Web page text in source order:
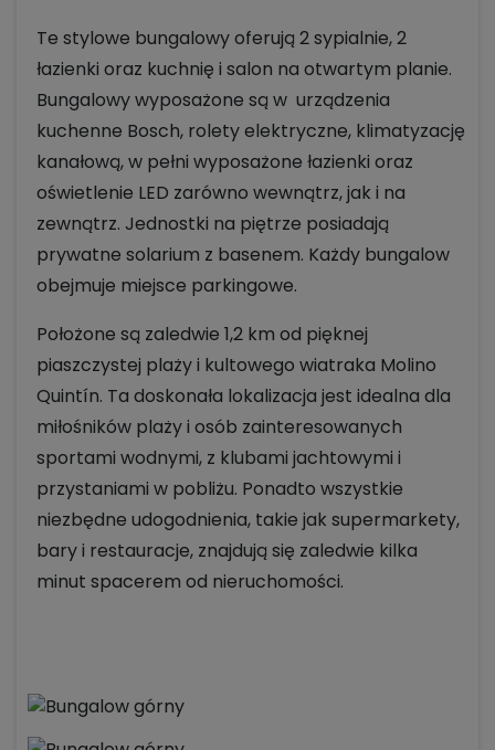
Te stylowe bungalowy oferują 2 sypialnie, 2
łazienki oraz kuchnię i salon na otwartym planie.
Bungalowy wyposażone są w urządzenia
kuchenne Bosch, rolety elektryczne, klimatyzację
kanałową, w pełni wyposażone łazienki oraz
oświetlenie LED zarówno wewnątrz, jak i na
zewnątrz. Jednostki na piętrze posiadają
prywatne solarium z basenem. Każdy bungalow
obejmuje miejsce parkingowe.
Położone są zaledwie 1,2 km od pięknej
piaszczystej plaży i kultowego wiatraka Molino
Quintín. Ta doskonała lokalizacja jest idealna dla
miłośników plaży i osób zainteresowanych
sportami wodnymi, z klubami jachtowymi i
przystaniami w pobliżu. Ponadto wszystkie
niezbędne udogodnienia, takie jak supermarkety,
bary i restauracje, znajdują się zaledwie kilka
minut spacerem od nieruchomości.